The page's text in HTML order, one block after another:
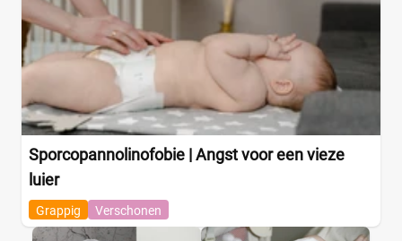
Sporcopannolinofobie | Angst voor een vieze
luier
Grappig Verschonen